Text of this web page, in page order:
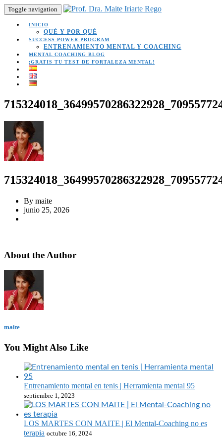
Toggle navigation
INICIO
QUÉ Y POR QUÉ
SUCCESS-POWER-PROGRAM
ENTRENAMIENTO MENTAL Y COACHING
MENTAL COACHING BLOG
¡GRATIS TU TEST DE FORTALEZA MENTAL!
By maite
junio 25, 2026
About the Author
maite
You Might Also Like
Entrenamiento mental en tenis | Herramienta mental 95
septiembre 1, 2023
LOS MARTES CON MAITE | El Mental-Coaching no es
terapia octubre 16, 2024